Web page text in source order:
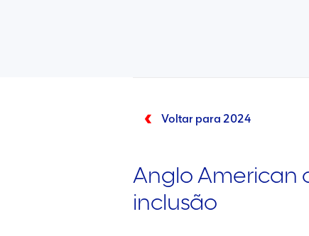
Voltar para 2024
Anglo American
inclusão